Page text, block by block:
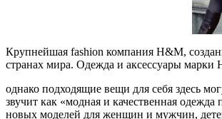
Крупнейшая fashion компания H&M,
странах мира. Одежда и аксессуары
однако подходящие вещи для себя здесь
звучит как «модная и качественная
новых моделей для женщин и мужчин,